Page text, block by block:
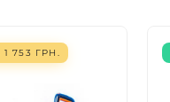
1 753 ГРН.